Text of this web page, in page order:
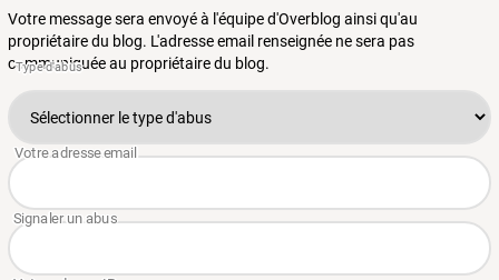
Votre message sera envoyé à l'équipe d'Overblog ainsi qu'au
propriétaire du blog. L'adresse email renseignée ne sera pas
communiquée au propriétaire du blog.